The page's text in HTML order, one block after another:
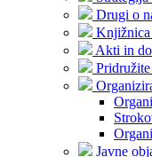
Drugi o
Akti in
Javne